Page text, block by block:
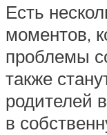
Есть
моментов,
проблемы
также
родителей
в